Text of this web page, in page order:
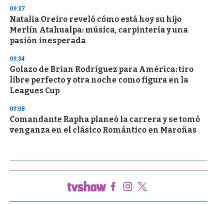
09:37
Natalia Oreiro reveló cómo está hoy su hijo
Merlín Atahualpa: música, carpintería y una
pasión inesperada
09:34
Golazo de Brian Rodríguez para América: tiro
libre perfecto y otra noche como figura en la
Leagues Cup
09:08
Comandante Rapha planeó la carrera y se tomó
venganza en el clásico Romántico en Maroñas